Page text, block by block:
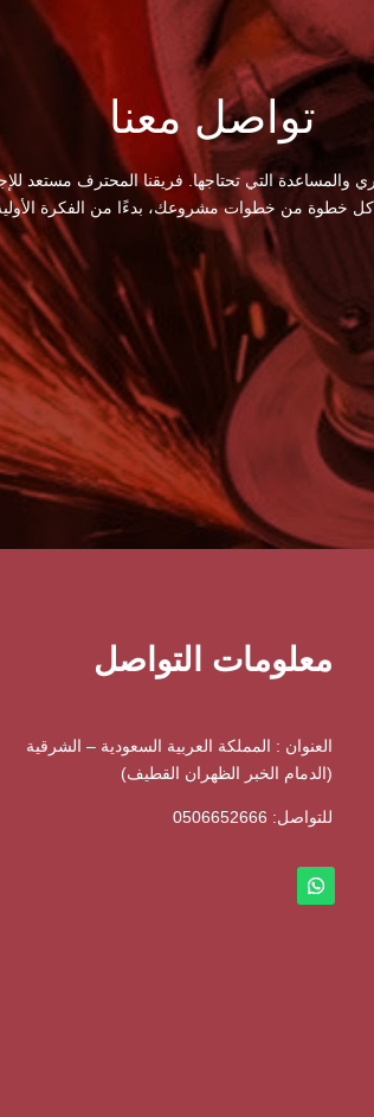
تواصل معنا
والمساعدة التي تحتاجها. فريقنا المحترف مستعد
خطوة من خطوات مشروعك، بدءًا من الفكرة الأولية
معلومات التواصل
العنوان : المملكة العربية السعودية – الشرقية
(الدمام الخبر الظهران القطيف)
للتواصل: ⁦ 0506652666